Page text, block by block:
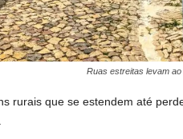
Ruas estreitas levam
rurais que se estendem até